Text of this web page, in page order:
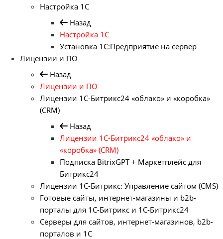
Настройка 1С
Назад
Настройка 1С
Установка 1С:Предприятие на сервер
Лицензии и ПО
Назад
Лицензии и ПО
Лицензии 1С-Битрикс24 «облако» и «коробка»
(CRM)
Назад
Лицензии 1С-Битрикс24 «облако» и
«коробка» (CRM)
Подписка BitrixGPT + Маркетплейс для
Битрикс24
Лицензии 1С-Битрикс: Управление сайтом (CMS)
Готовые сайты, интернет-магазины и b2b-
порталы для 1С-Битрикс и 1С-Битрикс24
Серверы для сайтов, интернет-магазинов, b2b-
порталов и 1С